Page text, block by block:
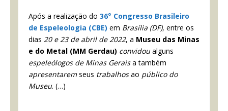
Após a realização do 36° Congresso Brasileiro
de Espeleologia (CBE) em Brasília (DF), entre os
dias 20 e 23 de abril de 2022, a Museu das Minas
e do Metal (MM Gerdau) convidoualguns
espeleólogos de Minas Geraisa também
apresentaremseus trabalhosao público do
Museu. (…)